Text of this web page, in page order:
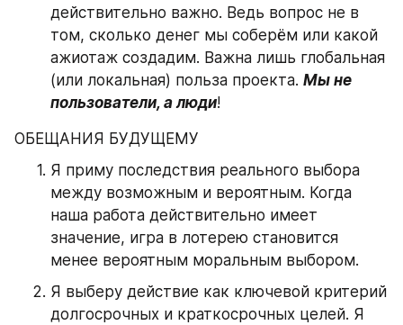
действительно важно. Ведь вопрос не в
том, сколько денег мы соберём или какой
ажиотаж создадим. Важна лишь глобальная
(или локальная) польза проекта. Мы не
пользователи, а люди!
ОБЕЩАНИЯ БУДУЩЕМУ
Я приму последствия реального выбора
между возможным и вероятным. Когда
наша работа действительно имеет
значение, игра в лотерею становится
менее вероятным моральным выбором.
Я выберу действие как ключевой критерий
долгосрочных и краткосрочных целей. Я